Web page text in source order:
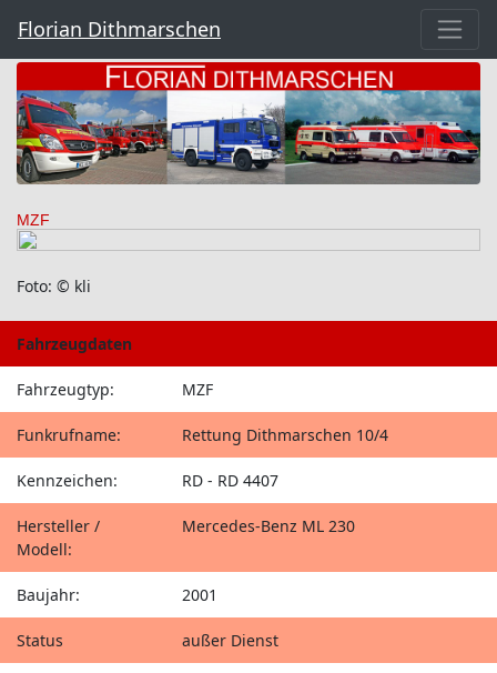
Florian Dithmarschen
MZF
Foto: © kli
Fahrzeugdaten
Fahrzeugtyp: MZF
Funkrufname: Rettung Dithmarschen 10/4
Kennzeichen: RD - RD 4407
Hersteller /
Modell:
Mercedes-Benz ML 230
Baujahr: 2001
Status außer Dienst